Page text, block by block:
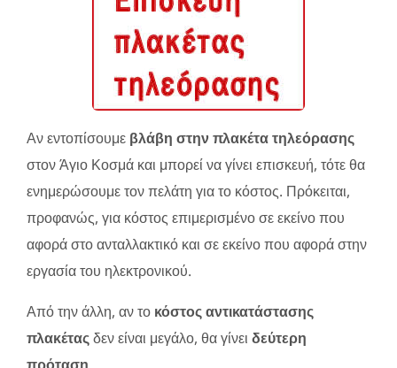
Αν εντοπίσουμε βλάβη στην πλακέτα τηλεόρασης
στον Άγιο Κοσμά και μπορεί να γίνει επισκευή, τότε θα
ενημερώσουμε τον πελάτη για το κόστος. Πρόκειται,
προφανώς, για κόστος επιμερισμένο σε εκείνο που
αφορά στο ανταλλακτικό και σε εκείνο που αφορά στην
εργασία του ηλεκτρονικού.
Από την άλλη, αν το κόστος αντικατάστασης
πλακέταςδεν είναι μεγάλο, θα γίνει δεύτερη
πρόταση